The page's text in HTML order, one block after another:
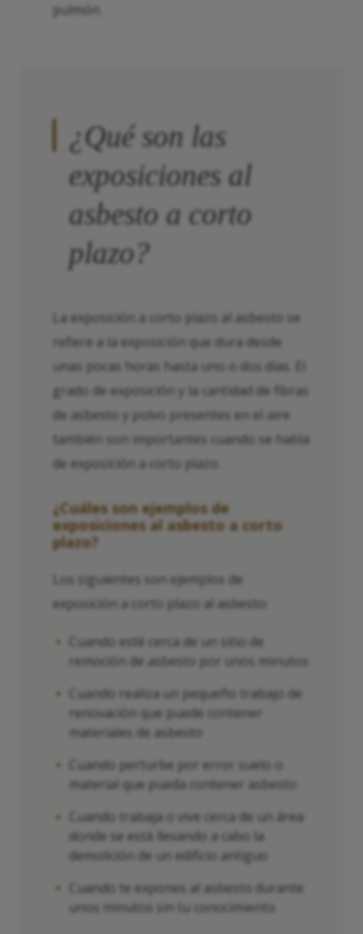
pulmón.
¿Qué son las
exposiciones al
asbesto a corto
plazo?
La exposición a corto plazo al asbesto se
refiere a la exposición que dura desde
unas pocas horas hasta uno o dos días. El
grado de exposición y la cantidad de fibras
de asbesto y polvo presentes en el aire
también son importantes cuando se habla
de exposición a corto plazo.
¿Cuáles son ejemplos de
exposiciones al asbesto a corto
plazo?
Los siguientes son ejemplos de
exposición a corto plazo al asbesto:
Cuando esté cerca de un sitio de
remoción de asbesto por unos minutos
Cuando realiza un pequeño trabajo de
renovación que puede contener
materiales de asbesto
Cuando perturbe por error suelo o
material que pueda contener asbesto
Cuando trabaja o vive cerca de un área
donde se está llevando a cabo la
demolición de un edificio antiguo
Cuando te expones al asbesto durante
unos minutos sin tu conocimiento